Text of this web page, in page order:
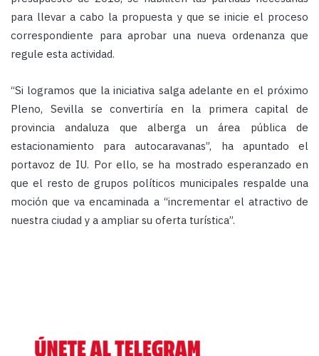
para llevar a cabo la propuesta y que se inicie el proceso
correspondiente para aprobar una nueva ordenanza que
regule esta actividad.
“Si logramos que la iniciativa salga adelante en el próximo
Pleno, Sevilla se convertiría en la primera capital de
provincia andaluza que alberga un área pública de
estacionamiento para autocaravanas”, ha apuntado el
portavoz de IU. Por ello, se ha mostrado esperanzado en
que el resto de grupos políticos municipales respalde una
moción que va encaminada a “incrementar el atractivo de
nuestra ciudad y a ampliar su oferta turística”.